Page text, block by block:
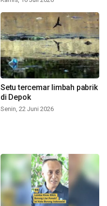
Setu tercemar limbah pabrik
di Depok
Senin, 22 Juni 2026